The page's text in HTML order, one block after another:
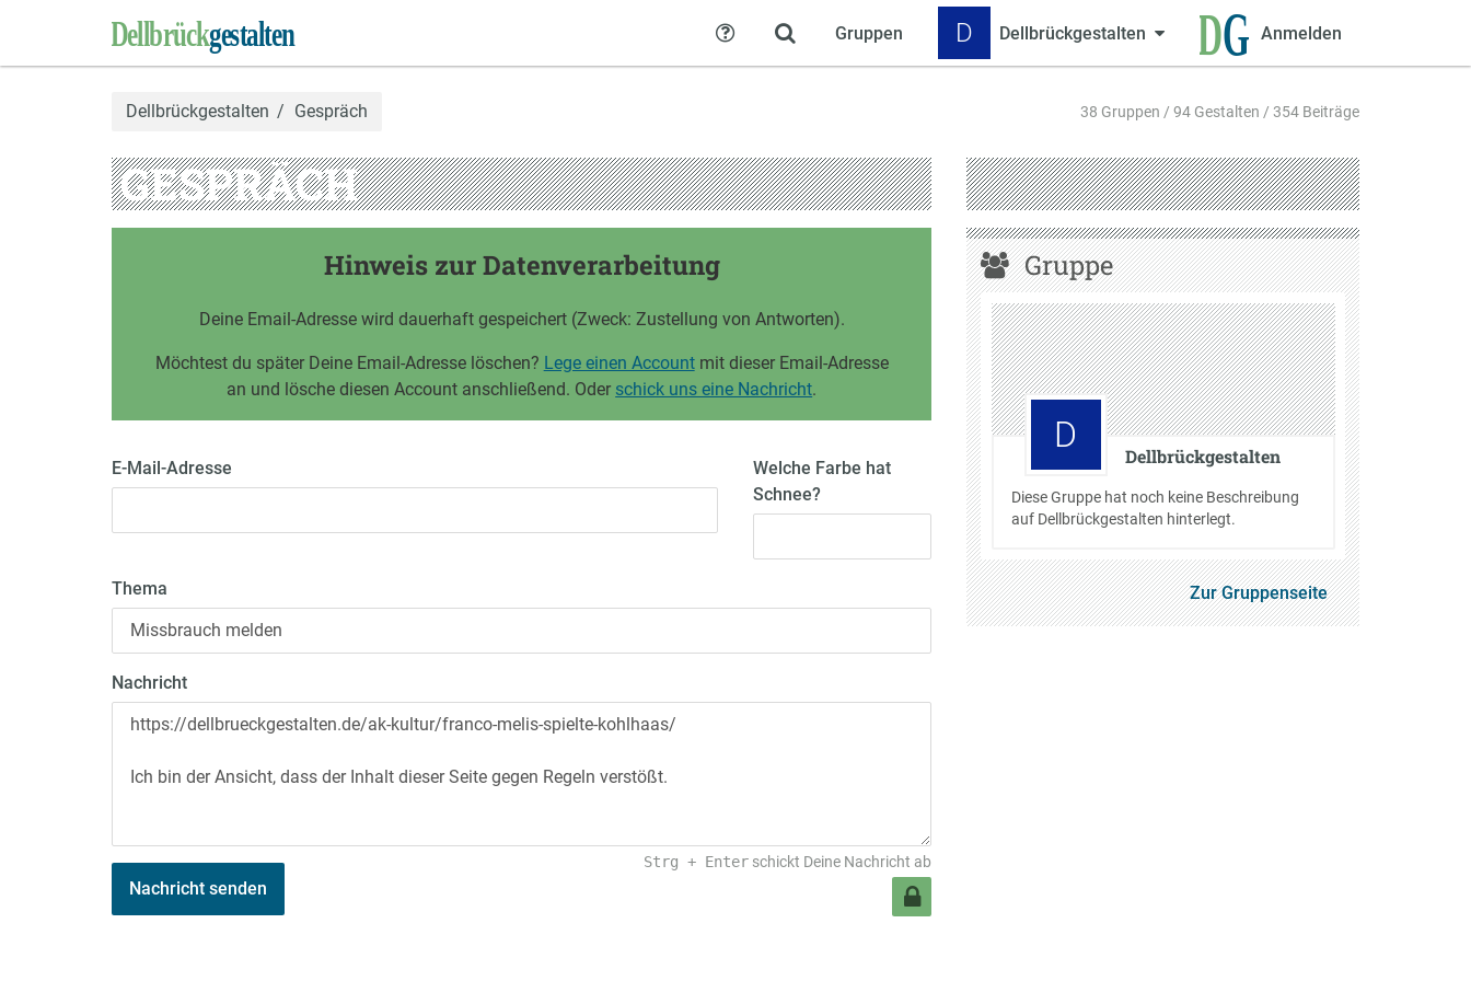
Gruppen D Dellbrückgestalten Anmelden
Hilfe
Dellbrückgestalten Gespräch 38 Gruppen / 94 Gestalten / 354 Beiträge
GESPRÄCH
Hinweis zur Datenverarbeitung
Deine Email-Adresse wird dauerhaft gespeichert (Zweck: Zustellung von Antworten).
Möchtest du später Deine Email-Adresse löschen? Lege einen Accountmit dieser Email-Adresse
an und lösche diesen Account anschließend. Oder schick uns eine Nachricht.
E-Mail-Adresse
Welche Farbe hat
Schnee?
Thema
Nachricht
Strg + Enter schickt Deine Nachricht ab
Nachricht senden
Gruppe
D
Dellbrückgestalten
Diese Gruppe hat noch keine Beschreibung
auf Dellbrückgestalten hinterlegt.
Zur Gruppenseite